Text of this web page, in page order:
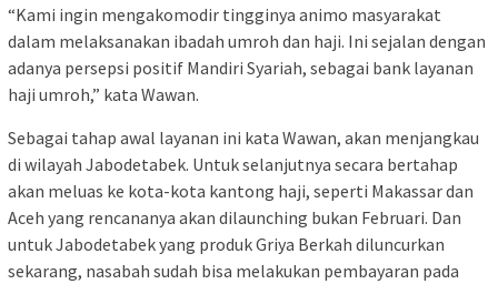
“Kami ingin mengakomodir tingginya animo masyarakat
dalam melaksanakan ibadah umroh dan haji. Ini sejalan dengan
adanya persepsi positif Mandiri Syariah, sebagai bank layanan
haji umroh,” kata Wawan.
Sebagai tahap awal layanan ini kata Wawan, akan menjangkau
di wilayah Jabodetabek. Untuk selanjutnya secara bertahap
akan meluas ke kota-kota kantong haji, seperti Makassar dan
Aceh yang rencananya akan dilaunching bukan Februari. Dan
untuk Jabodetabek yang produk Griya Berkah diluncurkan
sekarang, nasabah sudah bisa melakukan pembayaran pada